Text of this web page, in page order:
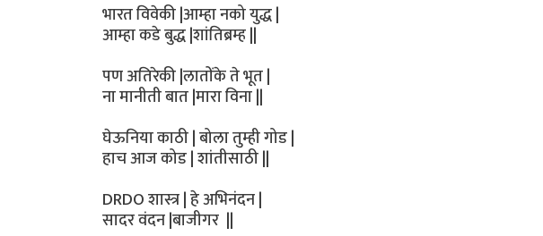
भारत विवेकी |आम्हा नको युद्ध |
आम्हा कडे बुद्ध |शांतिब्रम्ह ||
पण अतिरेकी |लातोंके ते भूत |
ना मानीती बात |मारा विना ||
घेऊनिया काठी | बोला तुम्ही गोड |
हाच आज कोड | शांतीसाठी ||
DRDO शास्त्र | हे अभिनंदन |
सादर वंदन |बाजीगर ||